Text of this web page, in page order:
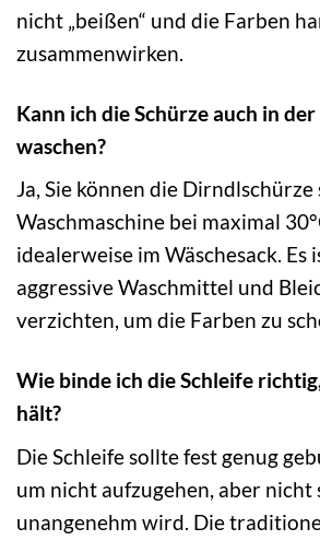
nicht „beißen“ und die Farben
zusammenwirken.
Kann ich die Schürze auch in
waschen?
Ja, Sie können die
Waschmaschine bei maximal
idealerweise im Wäschesack. Es
aggressive Waschmittel und
verzichten, um die Farben zu
Wie binde ich die Schleife
hält?
Die Schleife sollte fest genug
um nicht aufzugehen, aber nicht
unangenehm wird. Die